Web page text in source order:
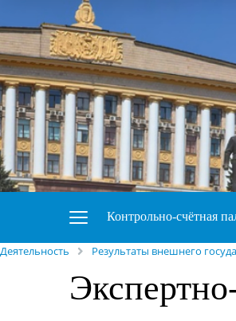
Контрольно-счётная
Деятельность Результаты внешнего